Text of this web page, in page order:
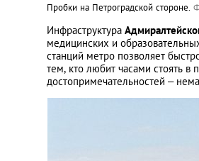
Пробки на Петроградской стороне.
Инфраструктура
медицинских и
станций метро позволяет
тем, кто любит часами стоять в
достопримечательностей –